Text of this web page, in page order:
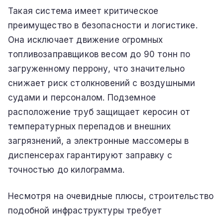
Такая система имеет критическое
преимущество в безопасности и логистике.
Она исключает движение огромных
топливозаправщиков весом до 90 тонн по
загруженному перрону, что значительно
снижает риск столкновений с воздушными
судами и персоналом. Подземное
расположение труб защищает керосин от
температурных перепадов и внешних
загрязнений, а электронные массомеры в
диспенсерах гарантируют заправку с
точностью до килограмма.
Несмотря на очевидные плюсы, строительство
подобной инфраструктуры требует